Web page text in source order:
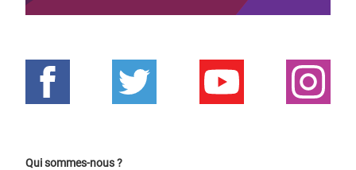
Qui sommes-nous ?